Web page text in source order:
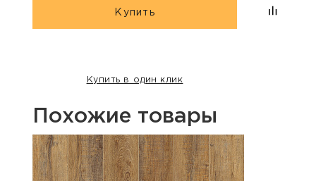
Купить
Купить в один клик
Похожие товары